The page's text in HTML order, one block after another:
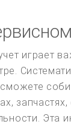
играет
сможете
Эта